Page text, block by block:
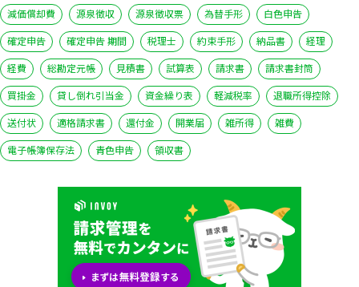
減価償却費
源泉徴収 源泉徴収票 為替手形
白色申告
確定申告
確定申告 期間 税理士 約束手形 納品書
経理
経費
総勘定元帳 見積書 試算表 請求書
請求書封筒
買掛金
貸し倒れ引当金 資金繰り表 軽減税率
退職所得控除
送付状
適格請求書 還付金 開業届 雑所得
雑費
電子帳簿保存法
青色申告 領収書